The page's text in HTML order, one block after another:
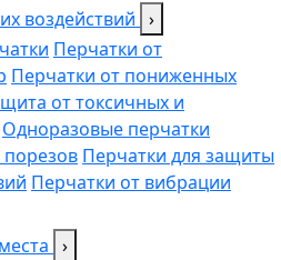
воздействий ›
Перчатки от
Перчатки от пониженных
от токсичных и
Одноразовые перчатки
Перчатки для защиты
Перчатки от вибрации
›